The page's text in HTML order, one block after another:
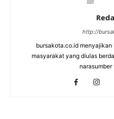
http://
bursakota.co.id
masyarakat yang diulas